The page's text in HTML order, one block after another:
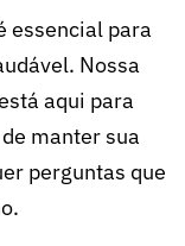
essencial para
Nossa
aqui para
manter sua
perguntas que